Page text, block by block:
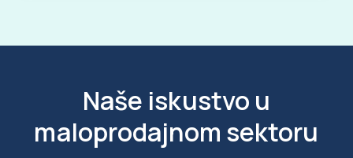
Naše iskustvo u
maloprodajnom sektoru